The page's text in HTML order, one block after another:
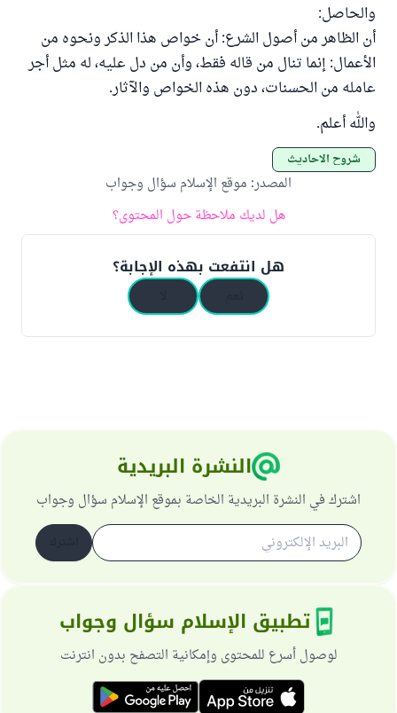
والحاصل:
أن الظاهر من أصول الشرع: أن خواص هذا الذكر ونحوه من
الأعمال: إنما تنال من قاله فقط، وأن من دل عليه، له مثل أجر
عامله من الحسنات، دون هذه الخواص والآثار.
والله أعلم.
شروح الأحاديث
المصدر: موقع الإسلام سؤال وجواب
هل لديك ملاحظة حول المحتوى؟
هل انتفعت بهذه الإجابة؟
النشرة البريدية
اشترك في النشرة البريدية الخاصة بموقع الإسلام سؤال وجواب
تطبيق الإسلام سؤال وجواب
لوصول أسرع للمحتوى وإمكانية التصفح بدون انترنت